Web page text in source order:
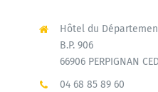
Hôtel du
B.P. 906
66906 PERPIGNAN
04 68 85 89 60